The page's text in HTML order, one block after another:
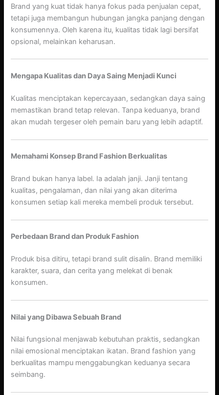
Brand yang kuat tidak hanya fokus pada penjualan cepat,
tetapi juga membangun hubungan jangka panjang dengan
konsumennya. Oleh karena itu, kualitas tidak lagi bersifat
opsional, melainkan keharusan.
Mengapa Kualitas dan Daya Saing Menjadi Kunci
Kualitas menciptakan kepercayaan, sedangkan daya saing
memastikan brand tetap relevan. Tanpa keduanya, brand
akan mudah tergeser oleh pemain baru yang lebih adaptif.
Memahami Konsep Brand Fashion Berkualitas
Brand bukan hanya label. Ia adalah janji. Janji tentang
kualitas, pengalaman, dan nilai yang akan diterima
konsumen setiap kali mereka membeli produk tersebut.
Perbedaan Brand dan Produk Fashion
Produk bisa ditiru, tetapi brand sulit disalin. Brand memiliki
karakter, suara, dan cerita yang melekat di benak
konsumen.
Nilai yang Dibawa Sebuah Brand
Nilai fungsional menjawab kebutuhan praktis, sedangkan
nilai emosional menciptakan ikatan. Brand fashion yang
berkualitas mampu menggabungkan keduanya secara
seimbang.